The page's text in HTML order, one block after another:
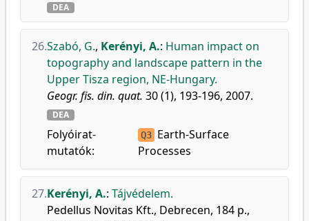
DEA
26.Szabó, G., Kerényi, A.: Human impact on
topography and landscape pattern in the
Upper Tisza region, NE-Hungary.
Geogr. fis. din. quat. 30 (1), 193-196, 2007.
DEA
Folyóirat-
mutatók:
Q3 Earth-Surface
Processes
27.Kerényi, A.: Tájvédelem.
Pedellus Novitas Kft., Debrecen, 184 p.,